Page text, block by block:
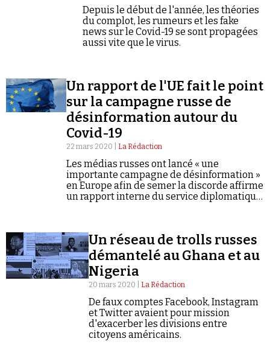
Demander à Vera
Se connecter
Depuis le début de l'année, les théories
du complot, les rumeurs et les fake
news sur le Covid-19 se sont propagées
aussi vite que le virus.
Un rapport de l'UE fait le point
sur la campagne russe de
désinformation autour du
Covid-19
22 mars 2020 | La Rédaction
Les médias russes ont lancé « une
importante campagne de désinformation »
en Europe afin de semer la discorde affirme
un rapport interne du service diplomatique
Un réseau de trolls russes
démantelé au Ghana et au
Nigeria
20 mars 2020 | La Rédaction
De faux comptes Facebook, Instagram
et Twitter avaient pour mission
d'exacerber les divisions entre
citoyens américains.